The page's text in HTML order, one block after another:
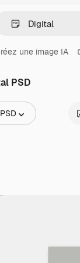
une image IA
PSD
PSD